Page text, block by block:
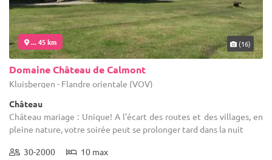
... 45 km (16)
Domaine Château de Calmont
Kluisbergen - Flandre orientale (VOV)
Château
Château mariage : Unique! A l'écart des routes et des villages, en
pleine nature, votre soirée peut se prolonger tard dans la nuit
30-2000 10 max